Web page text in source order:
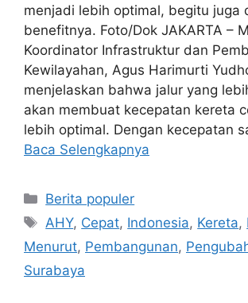
menjadi lebih optimal, begitu juga
benefitnya. Foto/Dok JAKARTA –
Koordinator Infrastruktur dan
Kewilayahan, Agus Harimurti
menjelaskan bahwa jalur yang
akan membuat kecepatan kereta
lebih optimal. Dengan kecepatan
Baca Selengkapnya
Kategori
Berita populer
Tag
AHY, Cepat, Indonesia, Kereta,
Menurut, Pembangunan,
Surabaya